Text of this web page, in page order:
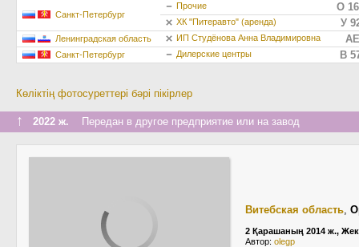
Санкт-Петербург
Прочие О
ХК "Питеравто" (аренда) У
Ленинградская область ИП Студёнова Анна Владимировна
Санкт-Петербург Дилерские центры В
Көліктің фотосуреттері бәрі пікірлер
↑ 2022 ж. Передан в другое предприятие или на завод
Витебская область,
2 Қарашаның 2014 ж.,
Автор: olegp